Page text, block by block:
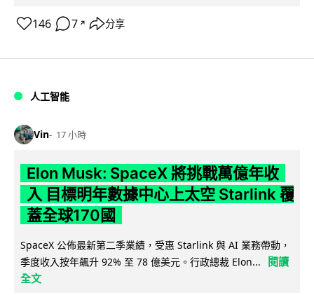
146 7 ↗ 分享
人工智能
Vin 17 小時
Elon Musk: SpaceX 將挑戰萬億年收
入 目標明年數據中心上太空 Starlink 覆
蓋全球170國
SpaceX 公佈最新第二季業績，受惠 Starlink 與 AI 業務帶動，
季度收入按年飆升 92% 至 78 億美元。行政總裁 Elon...
閱讀
全文